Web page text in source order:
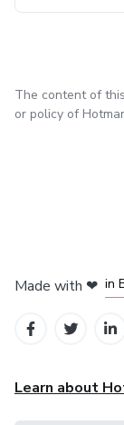
The content of
or policy of
Made with ❤ in
Learn about